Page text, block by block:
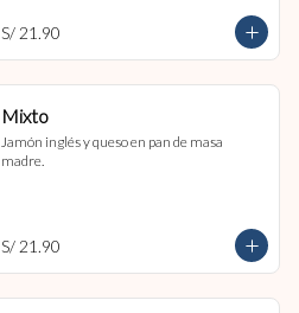
S/ 21.90
Mixto
Jamón inglés y queso en pan de masa
madre.
S/ 21.90